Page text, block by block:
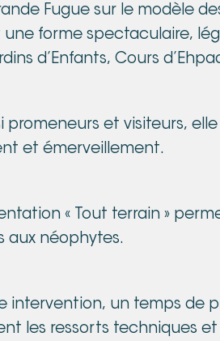
Fugue sur le modèle
une forme spectaculaire,
d’Enfants, Cours
promeneurs et visiteurs,
et émerveillement.
« Tout terrain »
aux néophytes.
intervention, un temps de
les ressorts techniques